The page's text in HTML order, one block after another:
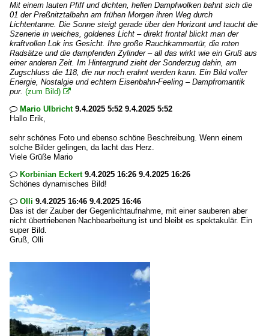
Mit einem lauten Pfiff und dichten, hellen Dampfwolken bahnt sich die
01 der Preßnitztalbahn am frühen Morgen ihren Weg durch
Lichtentanne. Die Sonne steigt gerade über den Horizont und taucht die
Szenerie in weiches, goldenes Licht – direkt frontal blickt man der
kraftvollen Lok ins Gesicht. Ihre große Rauchkammertür, die roten
Radsätze und die dampfenden Zylinder – all das wirkt wie ein Gruß aus
einer anderen Zeit. Im Hintergrund zieht der Sonderzug dahin, am
Zugschluss die 118, die nur noch erahnt werden kann. Ein Bild voller
Energie, Nostalgie und echtem Eisenbahn-Feeling – Dampfromantik
pur. (zum Bild) 
 Mario Ulbricht9.4.2025 5:52 9.4.2025 5:52
Hallo Erik,
sehr schönes Foto und ebenso schöne Beschreibung. Wenn einem
solche Bilder gelingen, da lacht das Herz.
Viele Grüße Mario
 Korbinian Eckert9.4.2025 16:26 9.4.2025 16:26
Schönes dynamisches Bild!
 Olli 9.4.2025 16:46 9.4.2025 16:46
Das ist der Zauber der Gegenlichtaufnahme, mit einer sauberen aber
nicht übertriebenen Nachbearbeitung ist und bleibt es spektakulär. Ein
super Bild.
Gruß, Olli